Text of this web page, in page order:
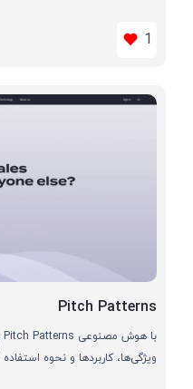
1
Pitch Patterns
ویژگی‌ها، کاربردها و نحوه